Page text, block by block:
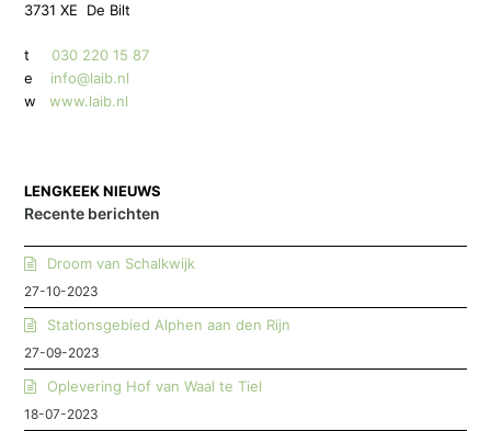
3731 XE De Bilt
t030 220 15 87
e info@laib.nl
w
www.laib.nl
LENGKEEK NIEUWS
Recente berichten
Droom van Schalkwijk
27-10-2023
Stationsgebied Alphen aan den Rijn
27-09-2023
Oplevering Hof van Waal te Tiel
18-07-2023